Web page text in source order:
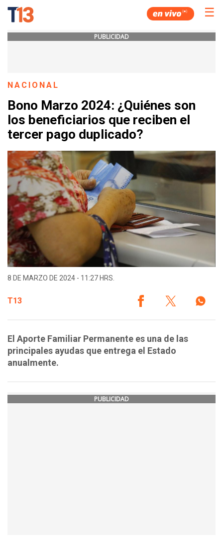
☰
PUBLICIDAD
NACIONAL
Bono Marzo 2024: ¿Quiénes son
los beneficiarios que reciben el
tercer pago duplicado?
8 DE MARZO DE 2024 - 11:27 HRS.
T13
El Aporte Familiar Permanente es una de las
principales ayudas que entrega el Estado
anualmente.
PUBLICIDAD